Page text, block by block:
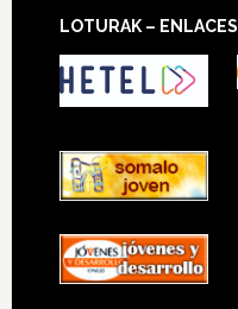
LOTURAK – ENLACES